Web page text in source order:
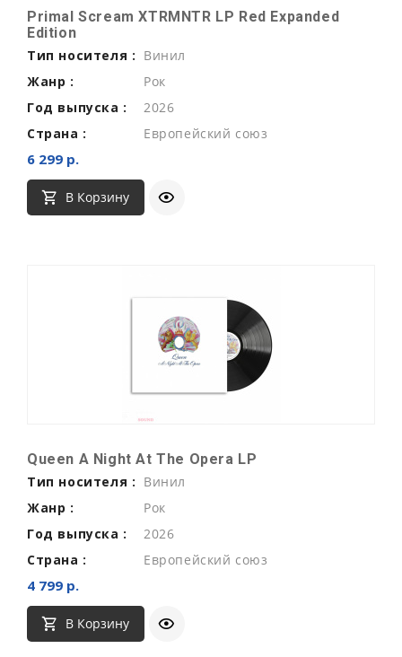
Primal Scream XTRMNTR LP Red Expanded
Edition
Тип носителя : Винил
Жанр :
Рок
Год выпуска :
2026
Страна :
Европейский союз
6 299 р.
В Корзину
Queen A Night At The Opera LP
Тип носителя : Винил
Жанр :
Рок
Год выпуска :
2026
Страна :
Европейский союз
4 799 р.
В Корзину